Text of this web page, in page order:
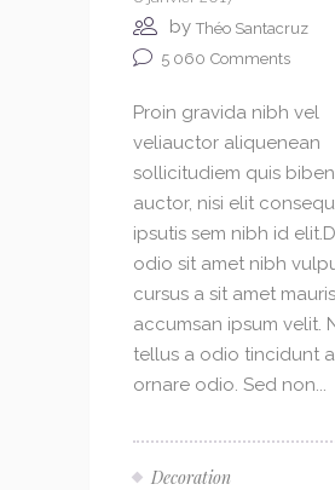
byThéo Santacruz
5 060 Comments
Proin gravida nibh vel
veliauctor aliquenean
sollicitudiem quis
auctor, nisi elit
ipsutis sem nibh id
odio sit amet nibh
cursus a sit amet
accumsan ipsum velit.
tellus a odio tincidunt
ornare odio. Sed non...
Decoration